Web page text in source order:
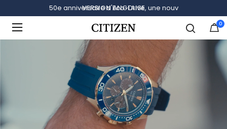
VERSION ANGLAISE
0
Ajouté à Gérer la liste